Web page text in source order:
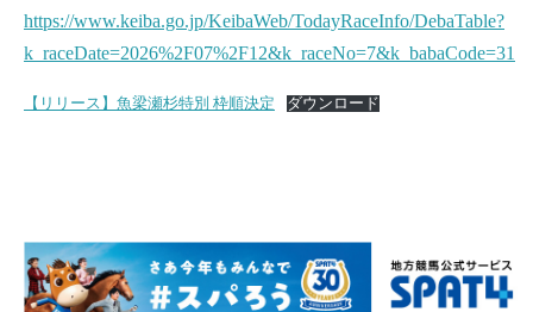
https://www.keiba.go.jp/KeibaWeb/TodayRaceInfo/DebaTable?
k_raceDate=2026%2F07%2F12&k_raceNo=7&k_babaCode=31
【リリース】魚梁瀬杉特別 枠順決定 ダウンロード